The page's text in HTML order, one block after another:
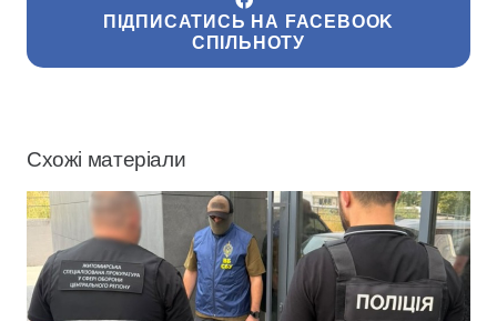
ПІДПИСАТИСЬ НА FACEBOOK
СПІЛЬНОТУ
Схожі матеріали